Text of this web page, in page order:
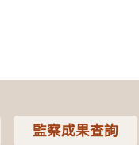
監察成果查詢